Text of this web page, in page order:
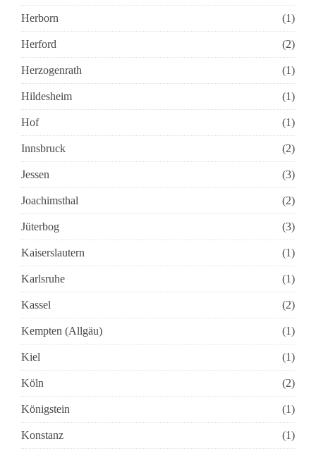
Herborn (1)
Herford (2)
Herzogenrath (1)
Hildesheim (1)
Hof (1)
Innsbruck (2)
Jessen (3)
Joachimsthal (2)
Jüterbog (3)
Kaiserslautern (1)
Karlsruhe (1)
Kassel (2)
Kempten (Allgäu) (1)
Kiel (1)
Köln (2)
Königstein (1)
Konstanz (1)